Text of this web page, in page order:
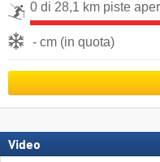
0 di 28,1 km piste
- cm (in quota)
Video